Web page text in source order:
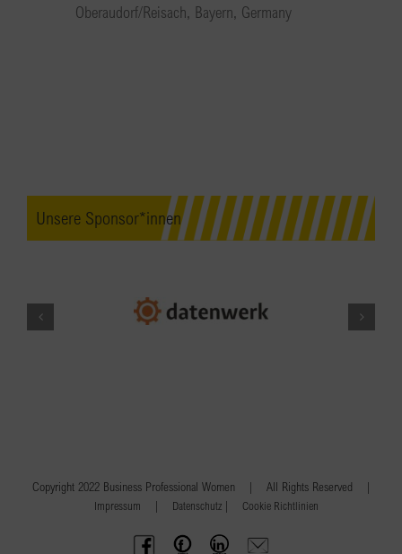
Oberaudorf/Reisach, Bayern, Germany
Unsere Sponsor*innen
Copyright 2022 Business Professional Women | All Rights Reserved |
Impressum | Datenschutz | Cookie Richtlinien
BPW
OffenesBPW
Anfrage